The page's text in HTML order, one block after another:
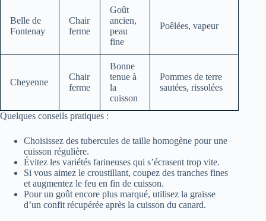
Belle de
Fontenay
Chair
ferme
Goût
ancien,
peau
fine
Poêlées, vapeur
Cheyenne
Chair
ferme
Bonne
tenue à
la
cuisson
Pommes de terre
sautées, rissolées
Quelques conseils pratiques :
Choisissez des tubercules de taille homogène pour une
cuisson régulière.
Évitez les variétés farineuses qui s’écrasent trop vite.
Si vous aimez le croustillant, coupez des tranches fines
et augmentez le feu en fin de cuisson.
Pour un goût encore plus marqué, utilisez la graisse
d’un confit récupérée après la cuisson du canard.